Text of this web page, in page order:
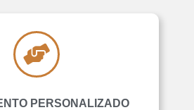
PERSONALIZADO